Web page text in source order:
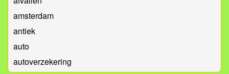
amsterdam
antiek
auto
autoverzekering